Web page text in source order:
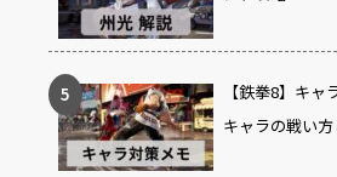
【鉄拳8】キ
キャラの戦い